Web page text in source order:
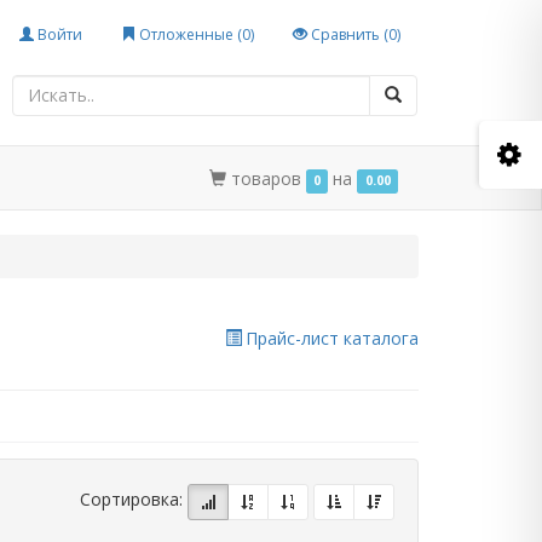
Войти Отложенные (0) Сравнить (0)
товаров 0 на 0.00
Прайс-лист каталога
Сортировка: